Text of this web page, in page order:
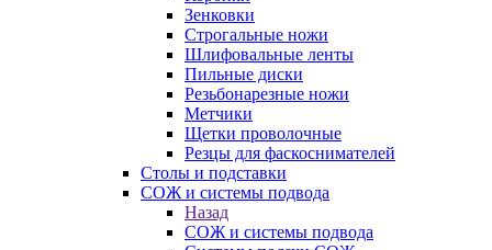
Зенковки
Строгальные ножи
Шлифовальные ленты
Пильные диски
Резьбонарезные ножи
Метчики
Щетки проволочные
Резцы для фаскоснимателей
Столы и подставки
СОЖ и системы подвода
Назад
СОЖ и системы подвода